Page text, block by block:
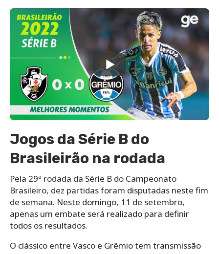
Jogos da Série B do
Brasileirão na rodada
Pela 29ª rodada da Série B do Campeonato
Brasileiro, dez partidas foram disputadas neste fim
de semana. Neste domingo, 11 de setembro,
apenas um embate será realizado para definir
todos os resultados.
O clássico entre Vasco e Grêmio tem transmissão